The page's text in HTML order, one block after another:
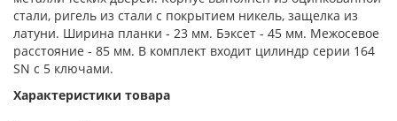
стали, ригель из стали с покрытием никель, защелка из
латуни. Ширина планки - 23 мм. Бэксет - 45 мм. Межосевое
расстояние - 85 мм. В комплект входит цилиндр серии 164
SN с 5 ключами.
Характеристики товара